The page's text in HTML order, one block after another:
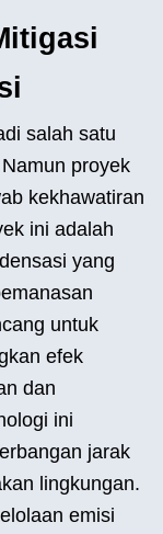
salah satu
proyek
kekhawatiran
ini adalah
yang
untuk
efek
dan
ini
jarak
lingkungan.
emisi